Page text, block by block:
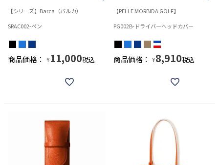
【シリーズ】Barca（バルカ）
SRAC002-ペン
商品価格： ¥11,000税込
【PELLE MORBIDA GOLF】
PG002B-ドライバーヘッドカバー
商品価格： ¥8,910税込